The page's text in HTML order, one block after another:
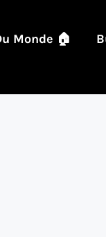
Monde 🏠